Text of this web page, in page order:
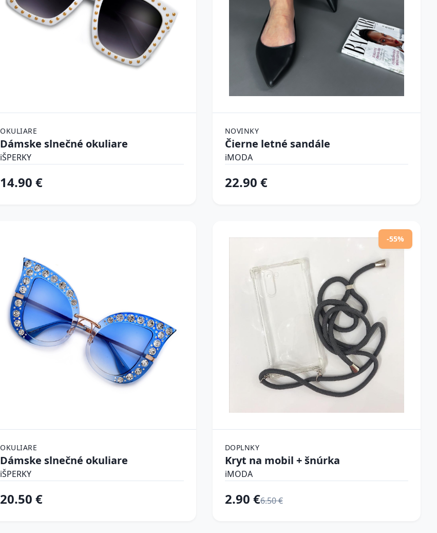
OKULIARE
Dámske slnečné okuliare
iŠPERKY
14.90 €
NOVINKY
Čierne letné sandále
iMODA
22.90 €
OKULIARE
Dámske slnečné okuliare
iŠPERKY
20.50 €
-55%
DOPLNKY
Kryt na mobil + šnúrka
iMODA
2.90 €6.50 €